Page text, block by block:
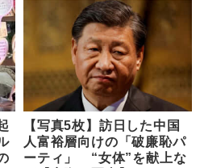
【写真5枚】訪日した中国
人富裕層向けの「破廉恥パ
ーティ」 “女体”を献上な